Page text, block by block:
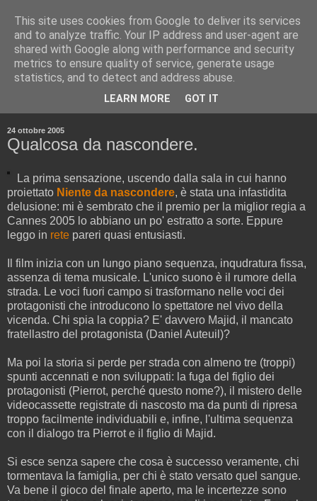
24 ottobre 2005
Qualcosa da nascondere.
La prima sensazione, uscendo dalla sala in cui hanno
proiettato Niente da nascondere, è stata una infastidita
delusione: mi è sembrato che il premio per la miglior regia a
Cannes 2005 lo abbiano un po' estratto a sorte. Eppure
leggo in rete pareri quasi entusiasti.
Il film inizia con un lungo piano sequenza, inqudratura fissa,
assenza di tema musicale. L'unico suono è il rumore della
strada. Le voci fuori campo si trasformano nelle voci dei
protagonisti che introducono lo spettatore nel vivo della
vicenda. Chi spia la coppia? E' davvero Majid, il mancato
fratellastro del protagonista (Daniel Auteuil)?
Ma poi la storia si perde per strada con almeno tre (troppi)
spunti accennati e non sviluppati: la fuga del figlio dei
protagonisti (Pierrot, perché questo nome?), il mistero delle
videocassette registrate di nascosto ma da punti di ripresa
troppo facilmente individuabili e, infine, l'ultima sequenza
con il dialogo tra Pierrot e il figlio di Majid.
Si esce senza sapere che cosa è successo veramente, chi
tormentava la famiglia, per chi è stato versato quel sangue.
Va bene il gioco del finale aperto, ma le incertezze sono
This site uses cookies from Google to deliver its services
and to analyze traffic. Your IP address and user-agent are
shared with Google along with performance and security
metrics to ensure quality of service, generate usage
statistics, and to detect and address abuse.
LEARN MORE GOT IT